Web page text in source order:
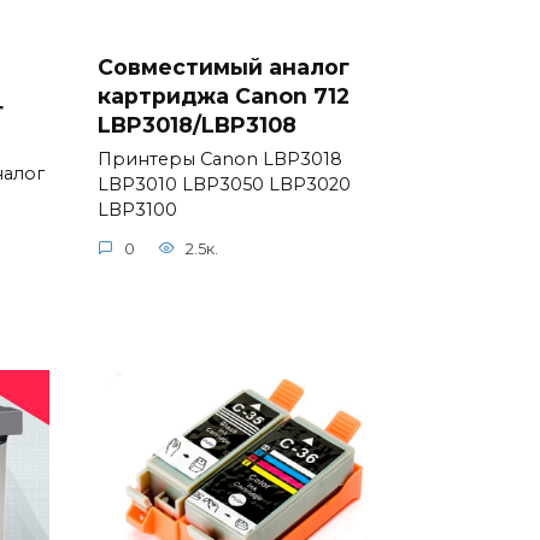
Совместимый аналог
картриджа Canon 712
LBP3018/LBP3108
Принтеры Canon LBP3018
LBP3010 LBP3050 LBP3020
LBP3100
0 2.5к.